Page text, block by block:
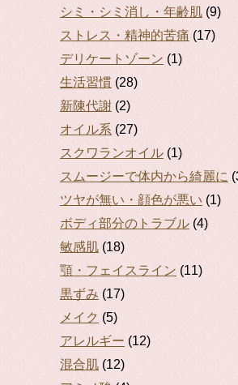
シミ・シミ消し・年齢肌 (9)
ストレス・精神的苦痛 (17)
デリケートゾーン (1)
生活習慣 (28)
新陳代謝 (2)
オイル系 (27)
スクワランオイル (1)
スムージーで体内から綺麗に
ツヤが無い・顔色が悪い (1)
ボディ部分のトラブル (4)
敏感肌 (18)
顎・フェイスライン (11)
黒ずみ (17)
メイク (5)
アレルギー (12)
混合肌 (12)